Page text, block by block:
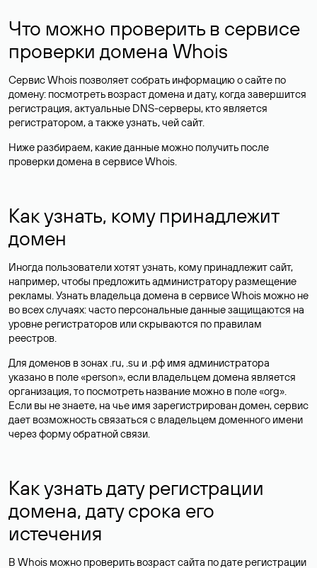
Что можно проверить в сервисе
проверки домена Whois
Сервис Whois позволяет собрать информацию о сайте по
домену: посмотреть возраст домена и дату, когда завершится
регистрация, актуальные DNS-серверы, кто является
регистратором, а также узнать, чей сайт.
Ниже разбираем, какие данные можно получить после
проверки домена в сервисе Whois.
Как узнать, кому принадлежит
домен
Иногда пользователи хотят узнать, кому принадлежит сайт,
например, чтобы предложить администратору размещение
рекламы. Узнать владельца домена в сервисе Whois можно не
во всех случаях: часто персональные данныезащищаются на
уровне регистраторов или скрываются по правилам
реестров.
Для доменов в зонах .ru, .su и .рф имя администратора
указано в поле «person», если владельцем домена является
организация, то посмотреть название можно в поле «org».
Если вы не знаете, на чье имя зарегистрирован домен, сервис
дает возможность связаться с владельцем доменного имени
через форму обратной связи.
Как узнать дату регистрации
домена, дату срока его
истечения
В Whois можно проверить возраст сайта по дате регистрации